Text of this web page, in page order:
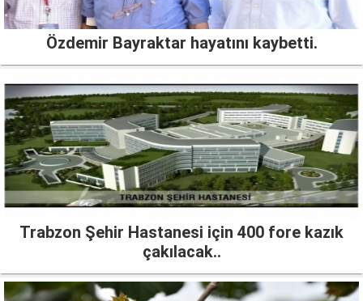
Özdemir Bayraktar hayatını kaybetti.
Trabzon Şehir Hastanesi için 400 fore kazık
çakılacak..